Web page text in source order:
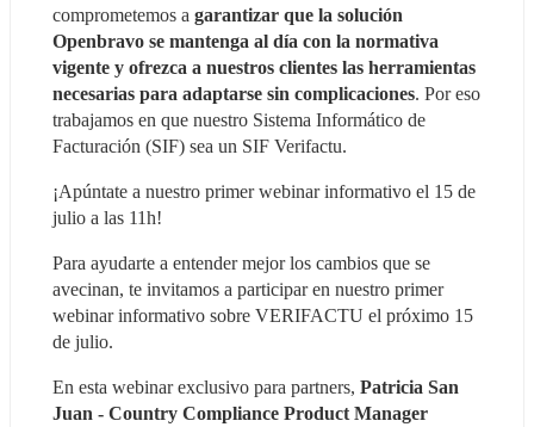
comprometemos a garantizar que la solución
Openbravo se mantenga al día con la normativa
vigente y ofrezca a nuestros clientes las herramientas
necesarias para adaptarse sin complicaciones. Por eso
trabajamos en que nuestro Sistema Informático de
Facturación (SIF) sea un SIF Verifactu.
¡Apúntate a nuestro primer webinar informativo el 15 de
julio a las 11h!
Para ayudarte a entender mejor los cambios que se
avecinan, te invitamos a participar en nuestro primer
webinar informativo sobre VERIFACTU el próximo 15
de julio.
En esta webinar exclusivo para partners, Patricia San
Juan - Country Compliance Product Manager